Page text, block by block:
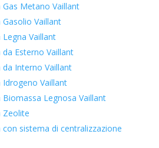
Gas Metano Vaillant
Gasolio Vaillant
Legna Vaillant
Esterno Vaillant
da Interno Vaillant
Idrogeno Vaillant
Biomassa Legnosa Vaillant
Zeolite
con sistema di centralizzazione